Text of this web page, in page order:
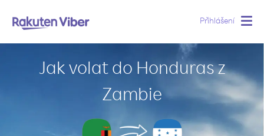
Přihlášení
Jak volat do Honduras z
Zambie